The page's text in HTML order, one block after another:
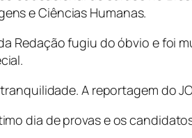
e Ciências Humanas.
Redação fugiu do óbvio e foi
A reportagem do
dia de provas e os